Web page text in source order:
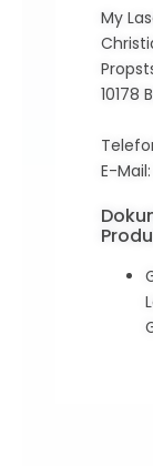
My
10178
E-Mail: